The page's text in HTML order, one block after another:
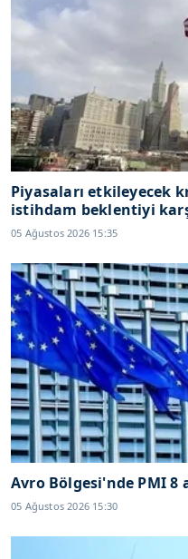
Piyasaları etkileyecek
istihdam beklentiyi
05 Ağustos 2026 15:35
Avro Bölgesi'nde PMI 8
05 Ağustos 2026 15:30